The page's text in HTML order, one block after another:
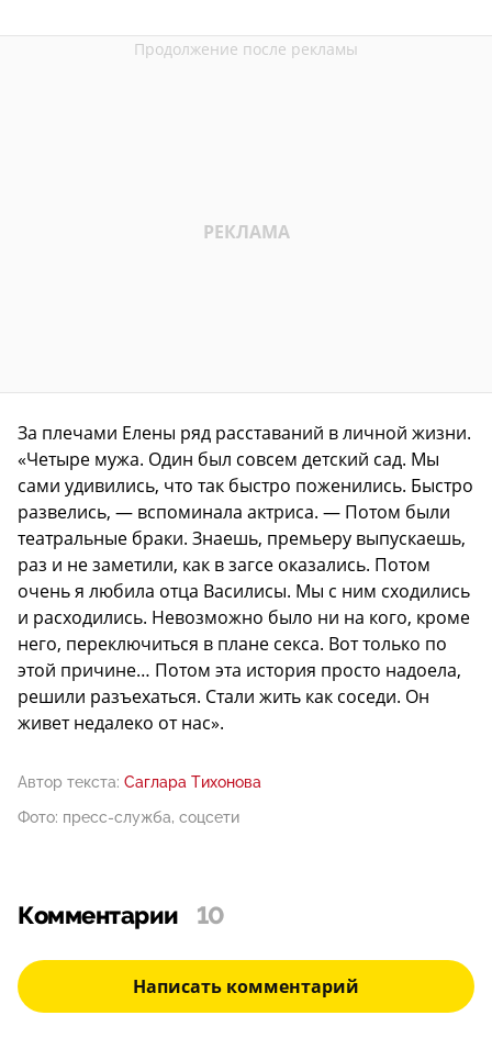
За плечами Елены ряд расставаний в личной жизни.
«Четыре мужа. Один был совсем детский сад. Мы
сами удивились, что так быстро поженились. Быстро
развелись, — вспоминала актриса. — Потом были
театральные браки. Знаешь, премьеру выпускаешь,
раз и не заметили, как в загсе оказались. Потом
очень я любила отца Василисы. Мы с ним сходились
и расходились. Невозможно было ни на кого, кроме
него, переключиться в плане секса. Вот только по
этой причине… Потом эта история просто надоела,
решили разъехаться. Стали жить как соседи. Он
живет недалеко от нас».
Автор текста: Саглара Тихонова
Фото: пресс-служба, соцсети
Комментарии 10
Написать комментарий